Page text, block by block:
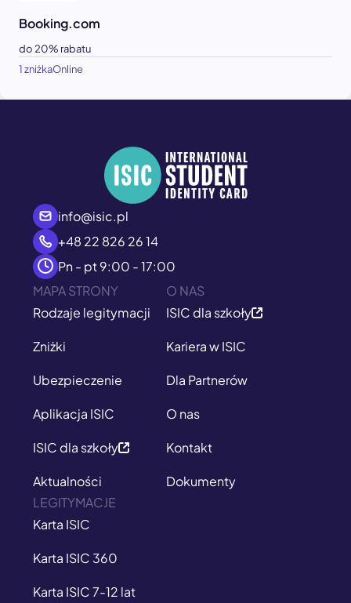
Booking.com
do 20% rabatu
1 zniżkaOnline
info@isic.pl
+48 22 826 26 14
Pn - pt 9:00 - 17:00
MAPA STRONY
Rodzaje legitymacji
Zniżki
Ubezpieczenie
Aplikacja ISIC
ISIC dla szkoły
Aktualności
O NAS
ISIC dla szkoły
Kariera w ISIC
Dla Partnerów
O nas
Kontakt
Dokumenty
LEGITYMACJE
Karta ISIC
Karta ISIC 360
Karta ISIC 7-12 lat